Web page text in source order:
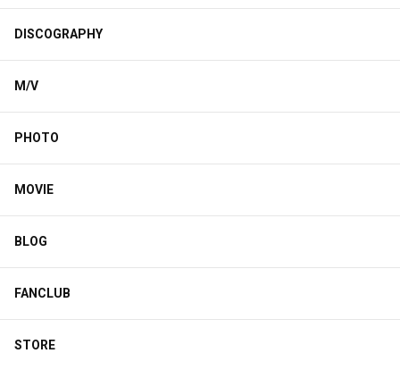
DISCOGRAPHY
M/V
PHOTO
MOVIE
BLOG
FANCLUB
STORE